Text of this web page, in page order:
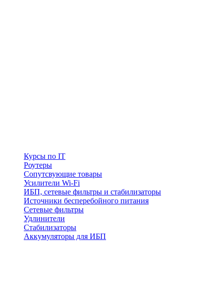
Курсы по IT
Роутеры
Сопутсвующие товары
Усилители Wi-Fi
ИБП, сетевые фильтры и стабилизаторы
Источники бесперебойного питания
Сетевые фильтры
Удлинители
Стабилизаторы
Аккумуляторы для ИБП